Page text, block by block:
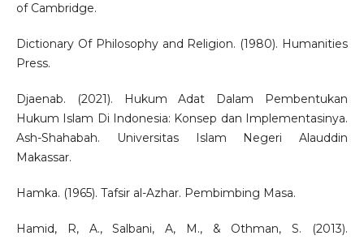
of Cambridge.
Dictionary Of Philosophy and Religion. (1980). Humanities
Press.
Djaenab. (2021). Hukum Adat Dalam Pembentukan
Hukum Islam Di Indonesia: Konsep dan Implementasinya.
Ash-Shahabah. Universitas Islam Negeri Alauddin
Makassar.
Hamka. (1965). Tafsir al-Azhar. Pembimbing Masa.
Hamid, R, A., Salbani, A, M., & Othman, S. (2013).